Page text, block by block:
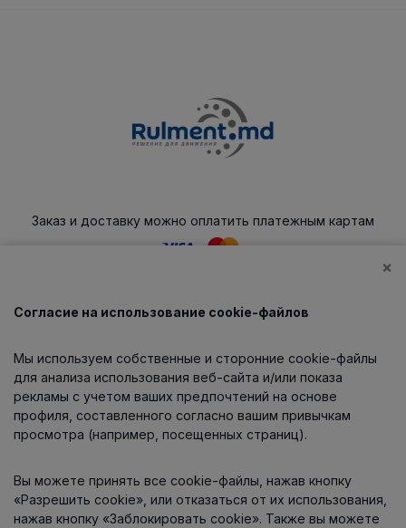
Заказ и доставку можно оплатить платежным картам
Каталог
О компании
Информация
Контакты
×
Согласие на использование cookie-файлов
Мы используем собственные и сторонние cookie-файлы
для анализа использования веб-сайта и/или показа
рекламы с учетом ваших предпочтений на основе
профиля, составленного согласно вашим привычкам
просмотра (например, посещенных страниц).
Вы можете принять все cookie-файлы, нажав кнопку
«Разрешить cookie», или отказаться от их использования,
нажав кнопку «Заблокировать cookie». Также вы можете